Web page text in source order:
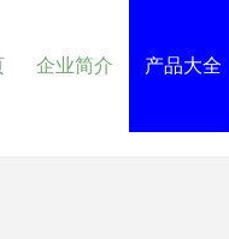
企业简介 产品大全